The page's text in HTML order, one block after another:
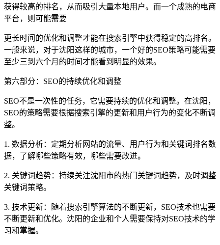
获得较高的排名，从而吸引大量本地用户。而一个成熟的电商
平台，则可能需要
更长时间的优化和调整才能在搜索引擎中获得稳定的高排名。
一般来说，对于沈阳这样的城市，一个好的SEO策略可能需要
至少三到六个月的时间才能看到明显的效果。
第六部分：SEO的持续优化和调整
SEO不是一次性的任务，它需要持续的优化和调整。在沈阳，
SEO的策略需要根据搜索引擎的更新和用户行为的变化不断调
整。
1. 数据分析：定期分析网站的流量、用户行为和关键词排名数
据，了解哪些策略有效，哪些需要改进。
2. 关键词趋势：持续关注沈阳市的热门关键词趋势，及时调整
关键词策略。
3. 技术更新：随着搜索引擎算法的不断更新，SEO技术也需要
不断更新和优化。沈阳的企业和个人需要保持对SEO技术的学
习和掌握。